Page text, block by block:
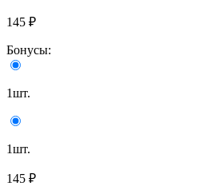
145 ₽
Бонусы:
1шт.
1шт.
145 ₽